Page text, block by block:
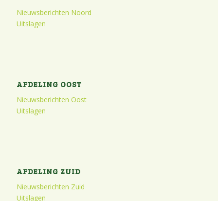
Nieuwsberichten Noord
Uitslagen
AFDELING OOST
Nieuwsberichten Oost
Uitslagen
AFDELING ZUID
Nieuwsberichten Zuid
Uitslagen